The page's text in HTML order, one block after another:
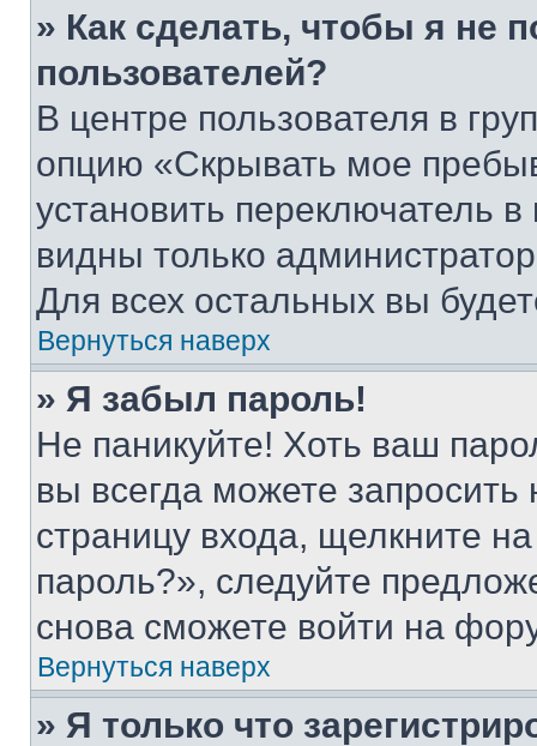
» Как сделать, чтобы я не
пользователей?
В центре пользователя в
опцию «Скрывать мое
установить переключатель
видны только
Для всех остальных вы
Вернуться наверх
» Я забыл пароль!
Не паникуйте! Хоть ваш
вы всегда можете
страницу входа, щелкните
пароль?», следуйте
снова сможете войти на
Вернуться наверх
» Я только что